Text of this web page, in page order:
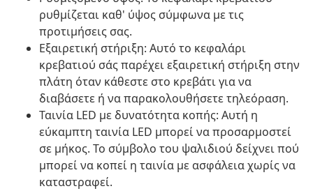
ρυθμίζεται καθ' ύψος σύμφωνα με τις
προτιμήσεις σας.
Εξαιρετική στήριξη: Αυτό το κεφαλάρι
κρεβατιού σάς παρέχει εξαιρετική στήριξη στην
πλάτη όταν κάθεστε στο κρεβάτι για να
διαβάσετε ή να παρακολουθήσετε τηλεόραση.
Ταινία LED με δυνατότητα κοπής: Αυτή η
εύκαμπτη ταινία LED μπορεί να προσαρμοστεί
σε μήκος. Το σύμβολο του ψαλιδιού δείχνει πού
μπορεί να κοπεί η ταινία με ασφάλεια χωρίς να
καταστραφεί.